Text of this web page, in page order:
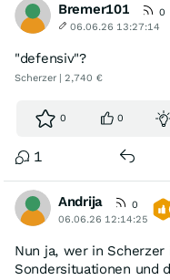
Bremer101
0
06.06.26 13:27:14
"defensiv"?
Scherzer | 2,740 €
0 0
1
Andrija
0
06.06.26 12:14:25
Nun ja, wer in
Sondersituationen und